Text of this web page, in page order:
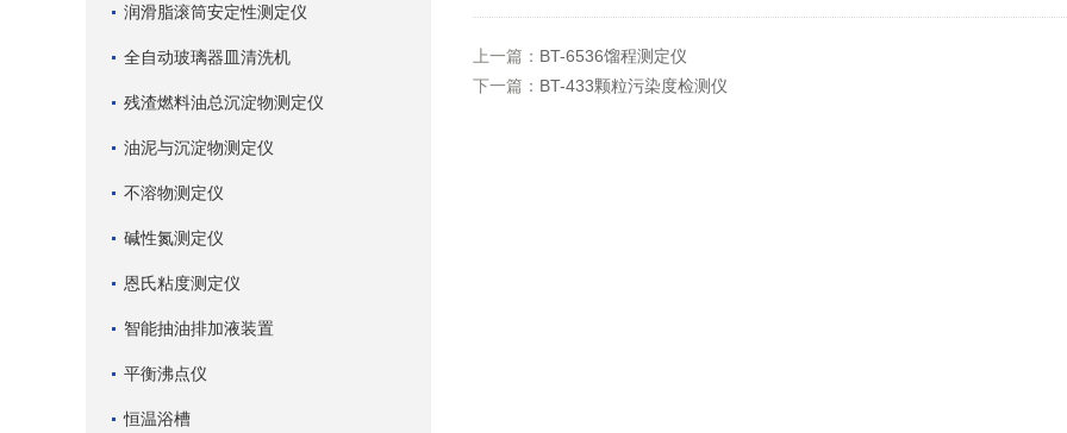
润滑脂滚筒安定性测定仪
全自动玻璃器皿清洗机
残渣燃料油总沉淀物测定仪
油泥与沉淀物测定仪
不溶物测定仪
碱性氮测定仪
恩氏粘度测定仪
智能抽油排加液装置
平衡沸点仪
恒温浴槽
上一篇： BT-6536馏程测定仪
下一篇： BT-433颗粒污染度检测仪